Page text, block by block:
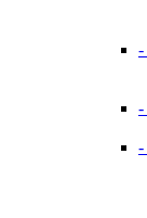
-
-
-